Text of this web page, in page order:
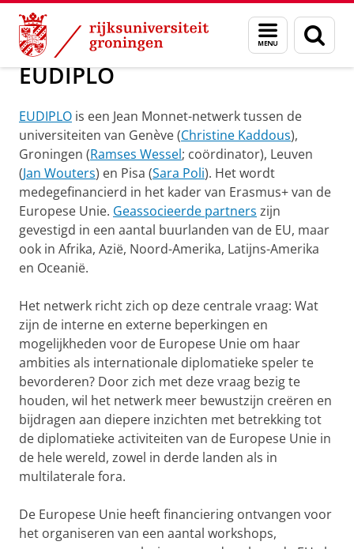
Skip
Content
Skip
Navigation
Menu
en
zoeken
Over ons Consortiumprojecten
EUDIPLO
EUDIPLO is een Jean Monnet-netwerk tussen de
universiteiten van Genève (Christine Kaddous),
Groningen (Ramses Wessel; coördinator), Leuven
(Jan Wouters) en Pisa (Sara Poli). Het wordt
medegefinancierd in het kader van Erasmus+ van de
Europese Unie. Geassocieerde partners zijn
gevestigd in een aantal buurlanden van de EU, maar
ook in Afrika, Azië, Noord-Amerika, Latijns-Amerika
en Oceanië.
Het netwerk richt zich op deze centrale vraag: Wat
zijn de interne en externe beperkingen en
mogelijkheden voor de Europese Unie om haar
ambities als internationale diplomatieke speler te
bevorderen? Door zich met deze vraag bezig te
houden, wil het netwerk meer bewustzijn creëren en
bijdragen aan diepere inzichten met betrekking tot
de diplomatieke activiteiten van de Europese Unie in
de hele wereld, zowel in derde landen als in
multilaterale fora.
De Europese Unie heeft financiering ontvangen voor
het organiseren van een aantal workshops,